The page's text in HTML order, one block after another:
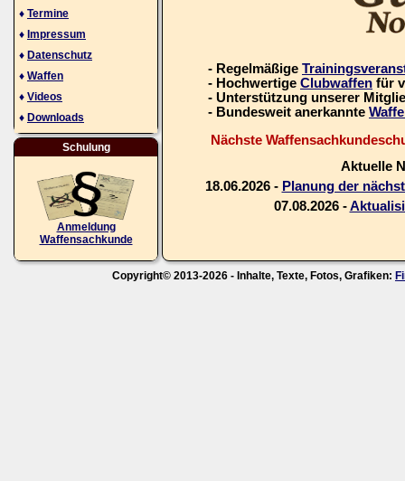
♦ Termine
♦ Impressum
♦ Datenschutz
♦ Waffen
♦ Videos
♦ Downloads
Schulung
Anmeldung
Waffensachkunde
- Regelmäßige
- Hochwertige Clubwaffen für
- Unterstützung unserer
- Bundesweit anerkannte
Nächste
Aktuelle
18.06.2026 - Planung der
07.08.2026 -
Copyright© 2013-2026 - Inhalte, Texte, Fotos, Grafiken: